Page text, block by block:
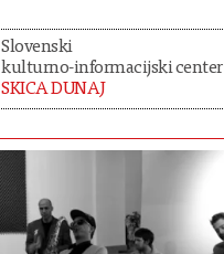
Slovenski
kulturno-informacijski center
SKICA DUNAJ